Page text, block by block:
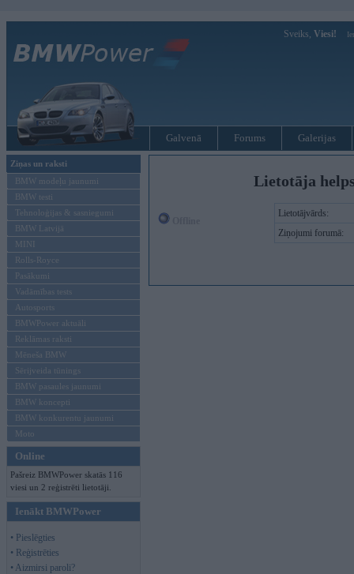
Sveiks, Viesi!
Galvenā Forums Galerijas
Ziņas un raksti
BMW modeļu jaunumi
BMW testi
Tehnoloģijas & sasniegumi
BMW Latvijā
MINI
Rolls-Royce
Pasākumi
Vadāmības tests
Autosports
BMWPower aktuāli
Reklāmas raksti
Mēneša BMW
Sērijveida tūnings
BMW pasaules jaunumi
BMW koncepti
BMW konkurentu jaunumi
Moto
Online
Pašreiz BMWPower skatās 116
viesi un 2 reģistrēti lietotāji.
Ienākt BMWPower
• Pieslēgties
• Reģistrēties
• Aizmirsi paroli?
Lietotāja
Lietotājvārds:
Ziņojumi forumā: